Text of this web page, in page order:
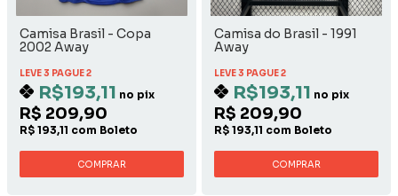
Camisa Brasil - Copa
2002 Away
LEVE 3 PAGUE 2
R$193,11 no pix
R$ 209,90
R$ 193,11 com Boleto
COMPRAR
Camisa do Brasil - 1991
Away
LEVE 3 PAGUE 2
R$193,11 no pix
R$ 209,90
R$ 193,11 com Boleto
COMPRAR